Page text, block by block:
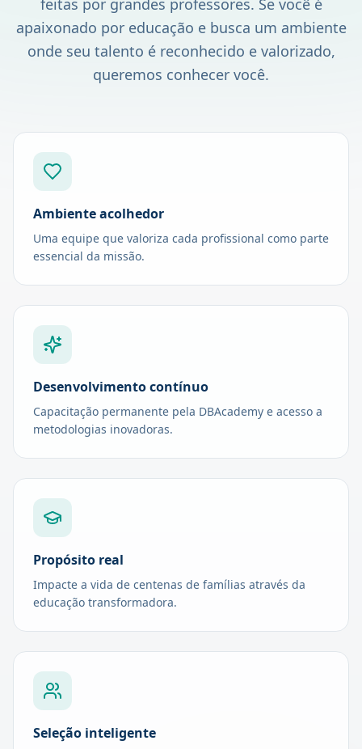
feitas por grandes professores. Se você é
apaixonado por educação e busca um ambiente
onde seu talento é reconhecido e valorizado,
queremos conhecer você.
Ambiente acolhedor
Uma equipe que valoriza cada profissional como parte
essencial da missão.
Desenvolvimento contínuo
Capacitação permanente pela DBAcademy e acesso a
metodologias inovadoras.
Propósito real
Impacte a vida de centenas de famílias através da
educação transformadora.
Seleção inteligente